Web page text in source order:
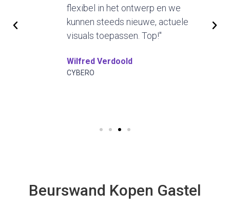
flexibel in het ontwerp en we
kunnen steeds nieuwe, actuele
visuals toepassen. Top!"
Wilfred Verdoold
CYBERO
Beurswand Kopen Gastel